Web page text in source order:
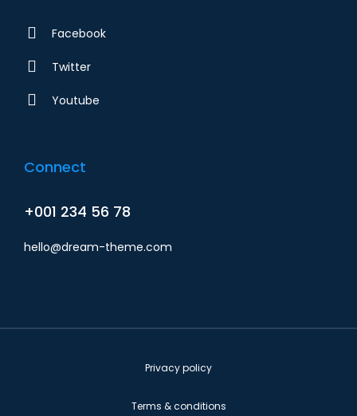
Facebook
Twitter
Youtube
Connect
+001 234 56 78
hello@dream-theme.com
Privacy policy
Terms & conditions